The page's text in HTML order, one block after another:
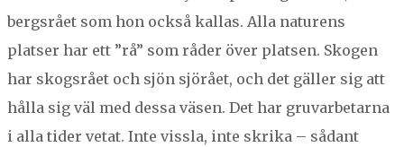
bergsrået som hon ock­så kallas. Alla naturens
platser har ett ”rå” som råder över plat­sen. Sko­gen
har skogsrået och sjön sjörået, och det gäller sig att
hål­la sig väl med dessa väsen. Det har gru­var­be­tar­na
i alla tider vetat. Inte viss­la, inte skri­ka – sådant